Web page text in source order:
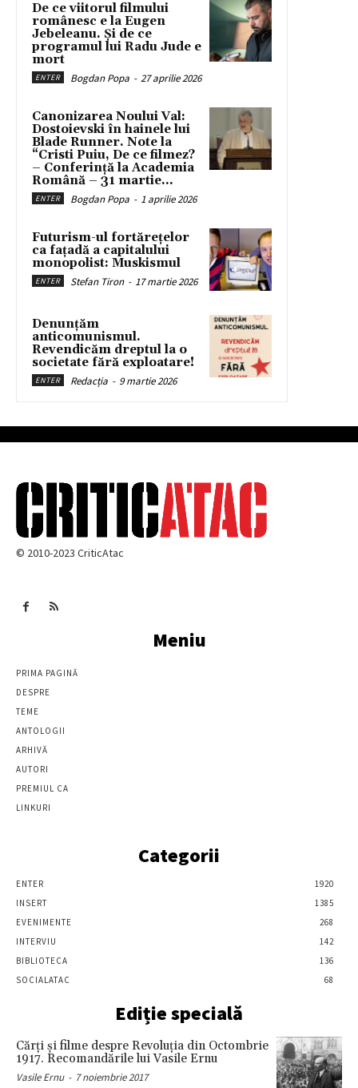
De ce viitorul filmului
românesc e la Eugen
Jebeleanu. Și de ce
programul lui Radu Jude e
mort
ENTER Bogdan Popa - 27 aprilie 2026
Canonizarea Noului Val:
Dostoievski în hainele lui
Blade Runner. Note la
“Cristi Puiu, De ce filmez?
– Conferință la Academia
Română – 31 martie...
ENTER Bogdan Popa - 1 aprilie 2026
Futurism-ul fortărețelor
ca fațadă a capitalului
monopolist: Muskismul
ENTER Stefan Tiron - 17 martie 2026
Denunțăm
anticomunismul.
Revendicăm dreptul la o
societate fără exploatare!
ENTER Redacția - 9 martie 2026
© 2010-2023 CriticAtac
Meniu
PRIMA PAGINĂ
DESPRE
TEME
ANTOLOGII
ARHIVĂ
AUTORI
PREMIUL CA
LINKURI
Categorii
ENTER
1920
INSERT
1385
EVENIMENTE
268
INTERVIU
142
BIBLIOTECA
136
SOCIALATAC
68
Ediție specială
Cărţi şi filme despre Revoluţia din Octombrie
1917. Recomandările lui Vasile Ernu
Vasile Ernu - 7 noiembrie 2017